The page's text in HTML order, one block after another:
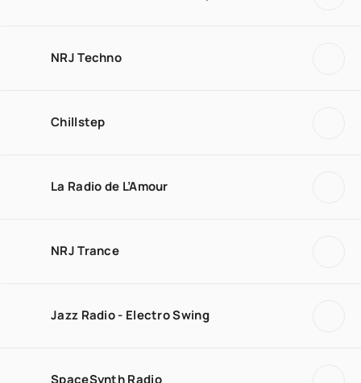
NRJ Techno
Chillstep
La Radio de L’Amour
NRJ Trance
Jazz Radio - Electro Swing
SpaceSynth Radio